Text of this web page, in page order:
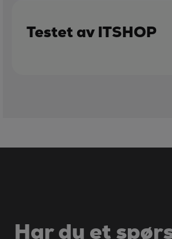
Testet av ITSHOP
Har du et